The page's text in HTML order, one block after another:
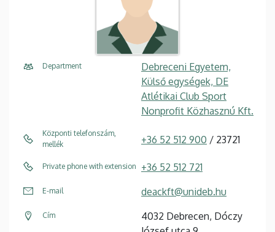
Department
Debreceni Egyetem,
Külső egységek, DE
Atlétikai Club Sport
Nonprofit Közhasznú Kft.
Központi telefonszám,
mellék
+36 52 512 900 / 23721
Private phone with extension +36 52 512 721
E-mail deackft@unideb.hu
Cím
4032 Debrecen, Dóczy